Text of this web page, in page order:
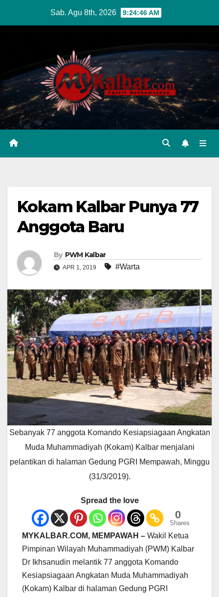
Sab. Agu 8th, 2026 9:24:47 AM
Kokam Kalbar Punya 77
Anggota Baru
By PWM Kalbar
APR 1, 2019 #Warta
Sebanyak 77 anggota Komando Kesiapsiagaan Angkatan
Muda Muhammadiyah (Kokam) Kalbar menjalani
pelantikan di halaman Gedung PGRI Mempawah, Minggu
(31/3/2019).
Spread the love
0
Shares
MYKALBAR.COM, MEMPAWAH – Wakil Ketua
Pimpinan Wilayah Muhammadiyah (PWM) Kalbar
Dr Ikhsanudin melantik 77 anggota Komando
Kesiapsiagaan Angkatan Muda Muhammadiyah
(Kokam) Kalbar di halaman Gedung PGRI